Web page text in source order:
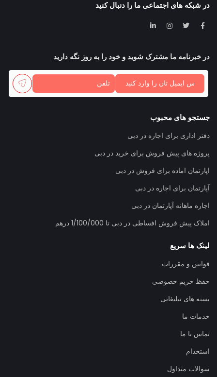
در شبکه های اجتماعی ما را دنبال کنید
در خبرنامه ما مشترک شوید و خود را به روز نگه دارید
جستجو های محبوب
دفتر اداری برای اجاره در دبی
پروژه های پیش فروش برای خرید در دبی
اپارتمان اماده برای فروش در دبی
آپارتمان برای اجاره در دبی
اجاره ماهانه آپارتمان در دبی
املاک پیش فروش افساطی در دبی تا 1/100/000 درهم
لینک ها سریع
قوانین و مقررات
حفظ حریم خصوصی
بسته های تبلیغاتی
خدمات ما
تماس با ما
استخدام
سوالات متداول